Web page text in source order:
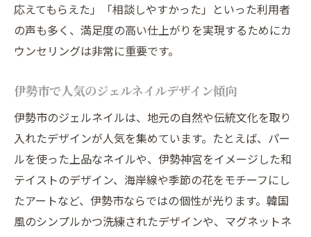
応えてもらえた」「相談しやすかった」といった利用者
の声も多く、満足度の高い仕上がりを実現するためにカ
ウンセリングは非常に重要です。
伊勢市で人気のジェルネイルデザイン傾向
伊勢市のジェルネイルは、地元の自然や伝統文化を取り
入れたデザインが人気を集めています。たとえば、パー
ルを使った上品なネイルや、伊勢神宮をイメージした和
テイストのデザイン、海岸線や季節の花をモチーフにし
たアートなど、伊勢市ならではの個性が光ります。韓国
風のシンプルかつ洗練されたデザインや、マグネットネ